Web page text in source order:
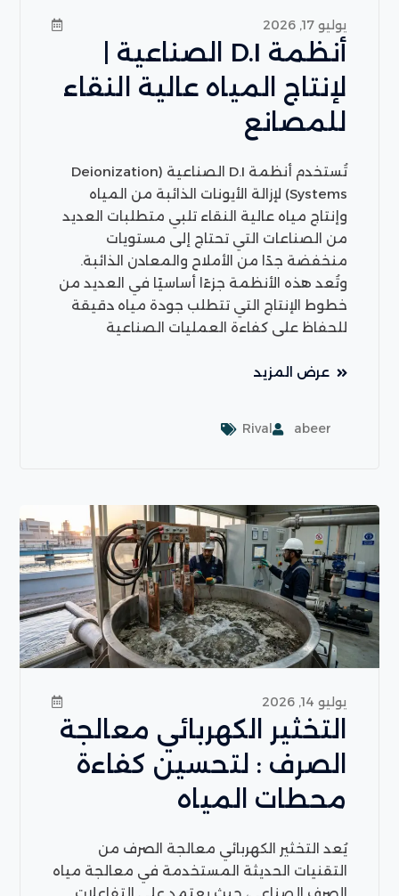
يوليو 17, 2026
أنظمة D.I الصناعية |
لإنتاج المياه عالية النقاء
للمصانع
تُستخدم أنظمة D.I الصناعية (Deionization
Systems) لإزالة الأيونات الذائبة من المياه
وإنتاج مياه عالية النقاء تلبي متطلبات العديد
من الصناعات التي تحتاج إلى مستويات
منخفضة جدًا من الأملاح والمعادن الذائبة.
وتُعد هذه الأنظمة جزءًا أساسيًا في العديد من
خطوط الإنتاج التي تتطلب جودة مياه دقيقة
للحفاظ على كفاءة العمليات الصناعية
عرض المزيد
abeer
Rival
يوليو 14, 2026
التخثير الكهربائي معالجة
الصرف : لتحسين كفاءة
محطات المياه
يُعد التخثير الكهربائي معالجة الصرف من
التقنيات الحديثة المستخدمة في معالجة مياه